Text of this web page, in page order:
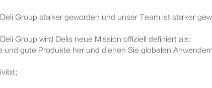
Group stärker geworden und unser Team ist stärker
Group wird Delis neue Mission offiziell definiert als:
und gute Produkte her und dienen Sie globalen